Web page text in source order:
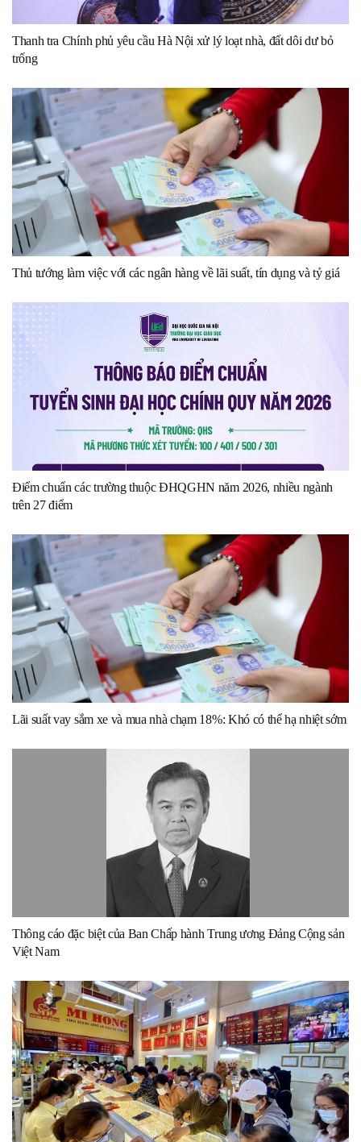
Thanh tra Chính phủ yêu cầu Hà Nội xử lý loạt nhà, đất dôi dư bỏ
trống
Thủ tướng làm việc với các ngân hàng về lãi suất, tín dụng và tỷ giá
Điểm chuẩn các trường thuộc ĐHQGHN năm 2026, nhiều ngành
trên 27 điểm
Lãi suất vay sắm xe và mua nhà chạm 18%: Khó có thể hạ nhiệt sớm
Thông cáo đặc biệt của Ban Chấp hành Trung ương Đảng Cộng sản
Việt Nam